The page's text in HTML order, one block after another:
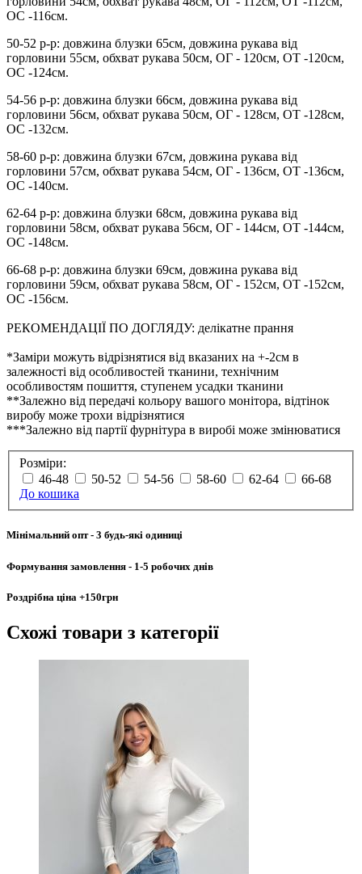
OC -116см.
50-52 р-р: довжина блузки 65см, довжина рукава від
горловини 55см, обхват рукава 50см, ОГ - 120см, ОТ -120см,
OC -124см.
54-56 р-р: довжина блузки 66см, довжина рукава від
горловини 56см, обхват рукава 50см, ОГ - 128см, ОТ -128см,
OC -132см.
58-60 р-р: довжина блузки 67см, довжина рукава від
горловини 57см, обхват рукава 54см, ОГ - 136см, ОТ -136см,
OC -140см.
62-64 р-р: довжина блузки 68см, довжина рукава від
горловини 58см, обхват рукава 56см, ОГ - 144см, ОТ -144см,
OC -148см.
66-68 р-р: довжина блузки 69см, довжина рукава від
горловини 59см, обхват рукава 58см, ОГ - 152см, ОТ -152см,
OC -156см.
РЕКОМЕНДАЦІЇ ПО ДОГЛЯДУ: делікатне прання
*Заміри можуть відрізнятися від вказаних на +-2см в
залежності від особливостей тканини, технічним
особливостям пошиття, ступенем усадки тканини
**Залежно від передачі кольору вашого монітора, відтінок
виробу може трохи відрізнятися
***Залежно від партії фурнітура в виробі може змінюватися
Розміри:
46-48
50-52 54-56 58-60 62-64
66-68
До кошика
Мінімальний опт- 3 будь-які одиниці
Формування замовлення - 1-5 робочих днів
Роздрібна ціна +150грн
Схожі товари з категорії